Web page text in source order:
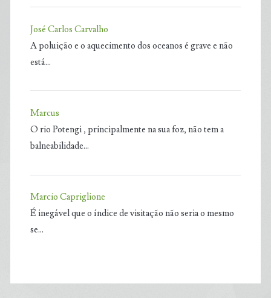
José Carlos Carvalho
A poluição e o aquecimento dos oceanos é grave e não
está…
Marcus
O rio Potengi , principalmente na sua foz, não tem a
balneabilidade…
Marcio Capriglione
É inegável que o índice de visitação não seria o mesmo
se…